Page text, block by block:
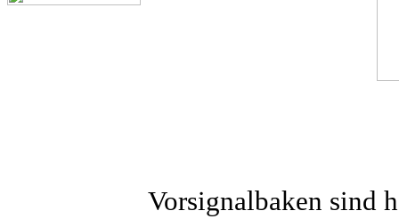
Vorsignalbaken sind